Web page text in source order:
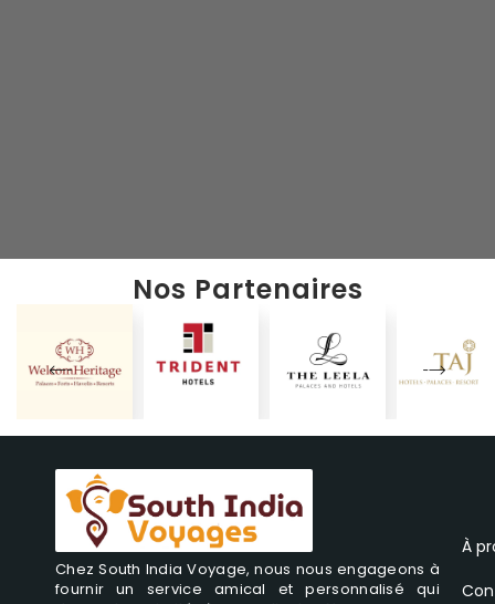
Nos Partenaires
Chez South India Voyage, nous nous engageons à
fournir un service amical et personnalisé qui
À